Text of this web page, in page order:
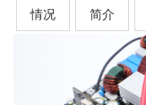
情况 简介